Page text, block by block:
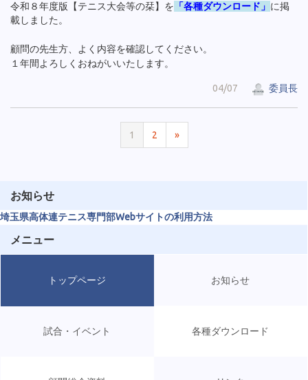
令和８年度版【テニス大会等の栞】を 「各種ダウンロード」 に掲
載しました。
顧問の先生方、よく内容を確認してください。
１年間よろしくおねがいいたします。
04/07 委員長
1 2 »
お知らせ
埼玉県高体連テニス専門部Webサイトの利用方法
メニュー
トップページ お知らせ
試合・イベント 各種ダウンロード